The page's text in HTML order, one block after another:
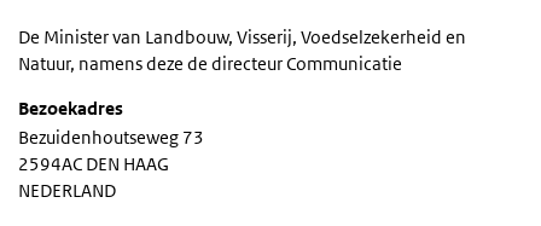
De Minister van Landbouw, Visserij, Voedselzekerheid en
Natuur, namens deze de directeur Communicatie
Bezoekadres
Bezuidenhoutseweg 73
2594AC DEN HAAG
NEDERLAND